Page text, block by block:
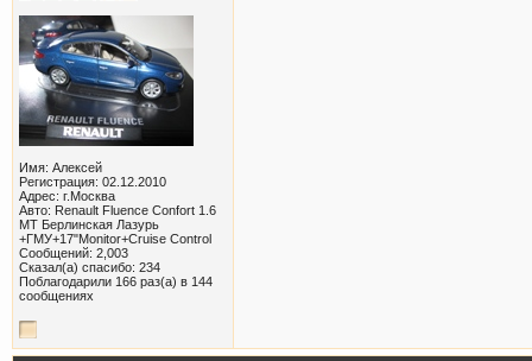
Имя: Алексей
Регистрация: 02.12.2010
Адрес: г.Москва
Авто: Renault Fluence Confort 1.6
MT Берлинская Лазурь
+ГМУ+17"Monitor+Cruise Control
Сообщений: 2,003
Сказал(а) спасибо: 234
Поблагодарили 166 раз(а) в 144
сообщениях